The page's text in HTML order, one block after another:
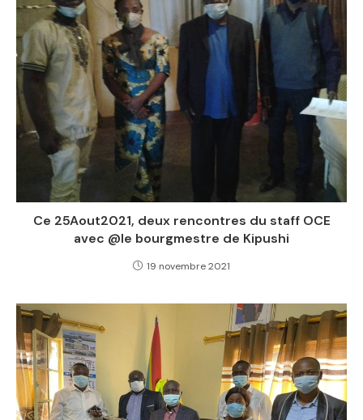
Ce 25Aout2021, deux rencontres du staff OCE
avec @le bourgmestre de Kipushi
19 novembre 2021